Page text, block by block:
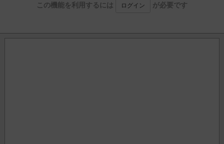
この機能を利用するには ログイン が必要です